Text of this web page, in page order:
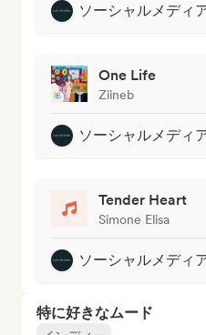
ソーシャルメディ
One Life
Ziineb
ソーシャルメディ
Tender Heart
Simone Elisa
ソーシャルメディ
特に好きなムード